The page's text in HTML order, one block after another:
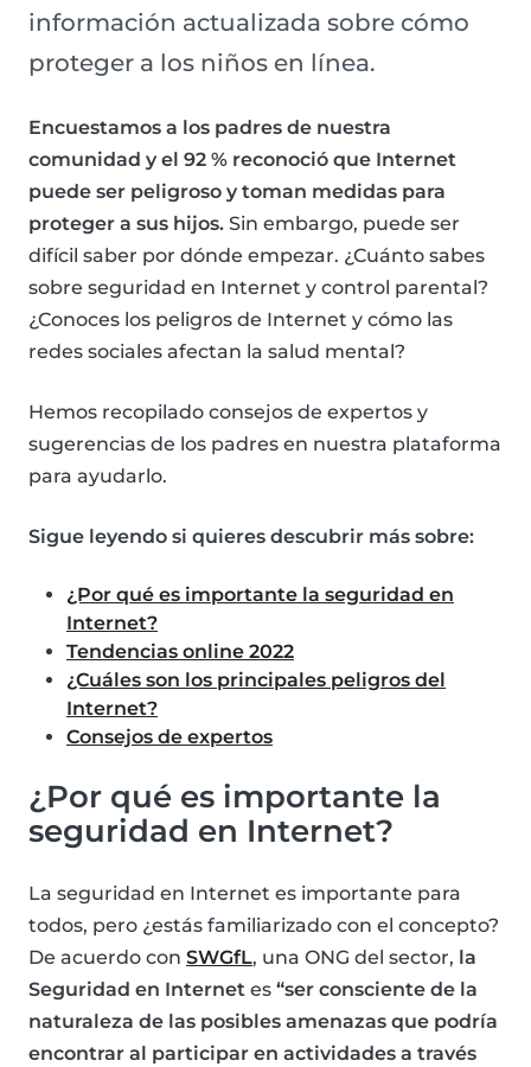
información actualizada sobre cómo
proteger a los niños en línea.
Encuestamos a los padres de nuestra
comunidad y el 92 % reconoció que Internet
puede ser peligroso y toman medidas para
proteger a sus hijos. Sin embargo, puede ser
difícil saber por dónde empezar. ¿Cuánto sabes
sobre seguridad en Internet y control parental?
¿Conoces los peligros de Internet y cómo las
redes sociales afectan la salud mental?
Hemos recopilado consejos de expertos y
sugerencias de los padres en nuestra plataforma
para ayudarlo.
Sigue leyendo si quieres descubrir más sobre:
¿Por qué es importante la seguridad en
Internet?
Tendencias online 2022
¿Cuáles son los principales peligros del
Internet?
Consejos de expertos
¿Por qué es importante la
seguridad en Internet?
La seguridad en Internet es importante para
todos, pero ¿estás familiarizado con el concepto?
De acuerdo con SWGfL, una ONG del sector, la
Seguridad en Internet es “ser consciente de la
naturaleza de las posibles amenazas que podría
encontrar al participar en actividades a través